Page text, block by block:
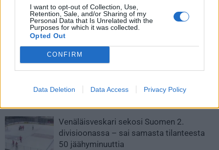
I want to opt-out of Collection, Use,
Retention, Sale, and/or Sharing of my
Personal Data that Is Unrelated with the
Purposes for which it was collected.
Opted Out
CONFIRM
Data Deletion Data Access Privacy Policy
myös ilmaiseksi – tässä
syksyn matsit
ammattilaissarja naisille
LIITTYVÄT ARTIKKELIT LISÄÄ TEKIJÄLTÄ
Aleksander Barkov tekee paluun
Venäläisveskari sekosi Suomen 2.
divisioonassa – sai samasta tilanteesta
50 jäähyminuuttia